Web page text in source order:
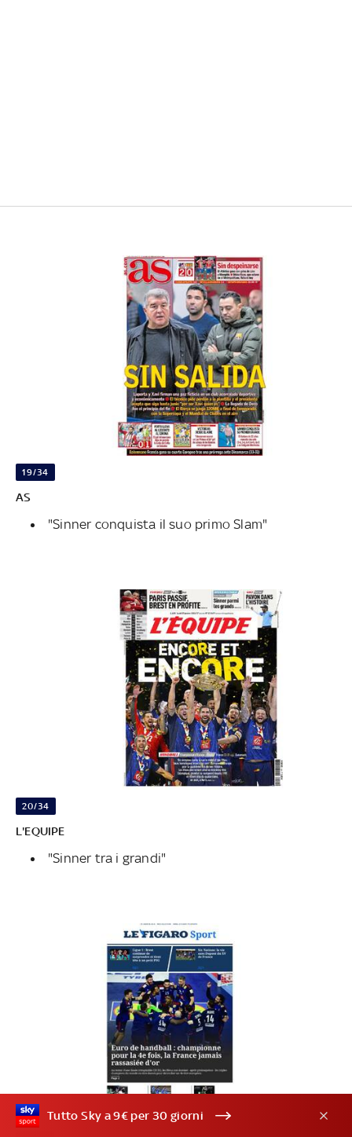
19/34
AS
"Sinner conquista il suo primo Slam"
20/34
L'EQUIPE
"Sinner tra i grandi"
Tutto Sky a 9€ per 30 giorni